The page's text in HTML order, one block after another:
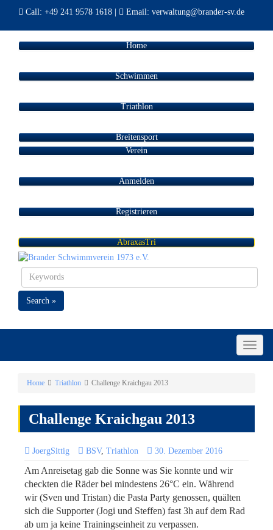
Call: +49 241 9578 1618 Email: verwaltung@brander-sv.de
Home
Schwimmen
Triathlon
Breitensport
Verein
Anmelden
Registrieren
AbraxasTri
Search »
Toggle
Home Triathlon Challenge Kraichgau 2013
Challenge Kraichgau 2013
JoergSittig BSV, Triathlon 30. Dezember 2016
Am Anreisetag gab die Sonne was Sie konnte und wir
checkten die Räder bei mindestens 26°C ein. Während
wir (Sven und Tristan) die Pasta Party genossen, quälten
sich die Supporter (Jogi und Steffen) fast 3h auf dem Rad
ab um ja keine Trainingseinheit zu verpassen.